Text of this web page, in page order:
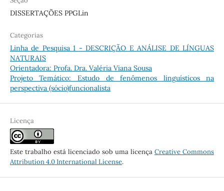
DISSERTAÇÕES PPGLin
Categorias
Linha de Pesquisa 1 - DESCRIÇÃO E ANÁLISE DE LÍNGUAS
NATURAIS
Orientadora: Profa. Dra. Valéria Viana Sousa
Projeto Temático: Estudo de fenômenos linguísticos na
perspectiva (sócio)funcionalista
Licença
Este trabalho está licenciado sob uma licençaCreative Commons
Attribution 4.0 International License.